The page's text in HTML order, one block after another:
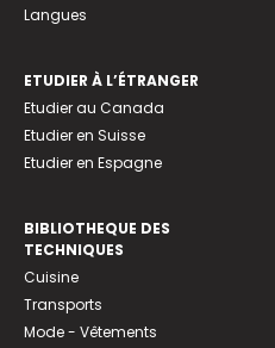
Langues
ETUDIER À L’ÉTRANGER
Etudier au Canada
Etudier en Suisse
Etudier en Espagne
BIBLIOTHEQUE DES
TECHNIQUES
Cuisine
Transports
Mode - Vêtements